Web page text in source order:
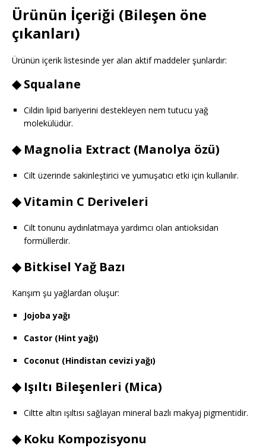
Ürünün İçeriği (Bileşen öne
çıkanları)
Ürünün içerik listesinde yer alan aktif maddeler şunlardır:
◆Squalane
Cildin lipid bariyerini destekleyen nem tutucu yağ
molekülüdür.
◆Magnolia Extract (Manolya özü)
Cilt üzerinde sakinleştirici ve yumuşatıcı etki için kullanılır.
◆Vitamin C Deriveleri
Cilt tonunu aydınlatmaya yardımcı olan antioksidan
formüllerdir.
◆Bitkisel Yağ Bazı
Karışım şu yağlardan oluşur:
Jojoba yağı
Castor (Hint yağı)
Coconut (Hindistan cevizi yağı)
◆Işıltı Bileşenleri (Mica)
Ciltte altın ışıltısı sağlayan mineral bazlı makyaj pigmentidir.
◆Koku Kompozisyonu